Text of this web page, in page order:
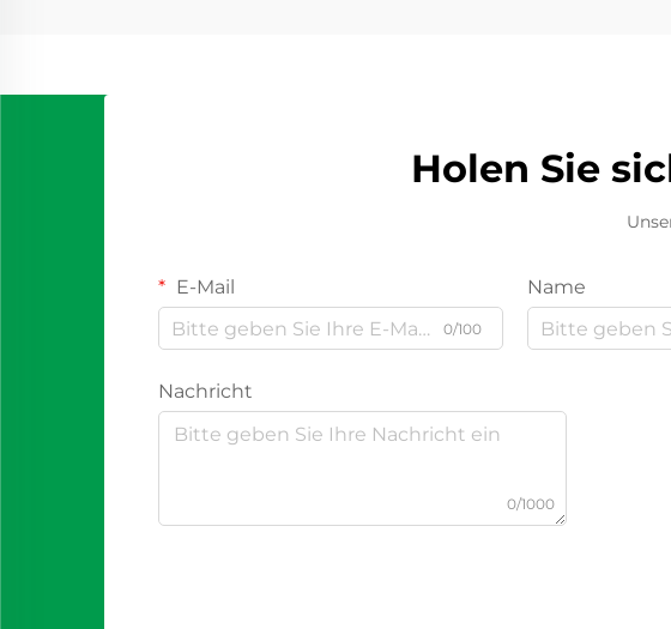
Holen Sie
E-Mail
0/100
Name
Nachricht
0/1000